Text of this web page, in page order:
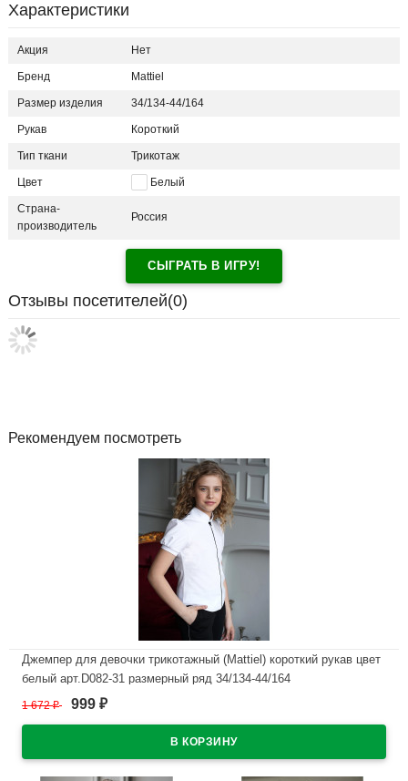
Характеристики
Акция Нет
Бренд Mattiel
Размер изделия 34/134-44/164
Рукав Короткий
Тип ткани Трикотаж
Цвет Белый
Страна-
производитель
Россия
СЫГРАТЬ В ИГРУ!
Отзывы посетителей(0)
Рекомендуем посмотреть
Джемпер для девочки трикотажный (Mattiel) короткий рукав цвет
белый арт.D082-31 размерный ряд 34/134-44/164
В наличии
1 672₽ 999 ₽